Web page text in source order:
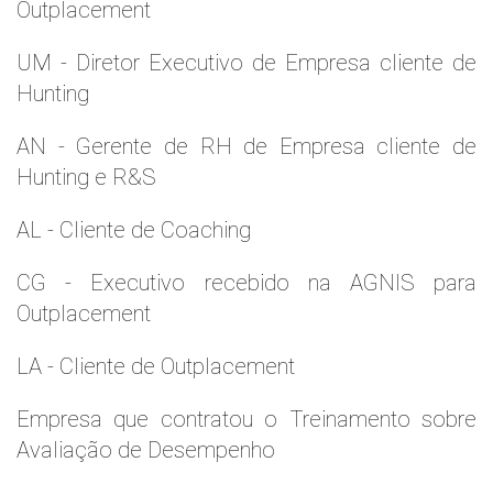
Outplacement
UM - Diretor Executivo de Empresa cliente de
Hunting
AN - Gerente de RH de Empresa cliente de
Hunting e R&S
AL - Cliente de Coaching
CG - Executivo recebido na AGNIS para
Outplacement
LA - Cliente de Outplacement
Empresa que contratou o Treinamento sobre
Avaliação de Desempenho